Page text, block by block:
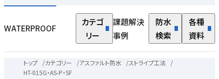
WATERPROOF
カテゴ
リー
課題解決
事例
防水
検索
各種
資料
トップ /カテゴリー /アスファルト防水 /ストライプ工法
/
HT-015G・AS-P・SF